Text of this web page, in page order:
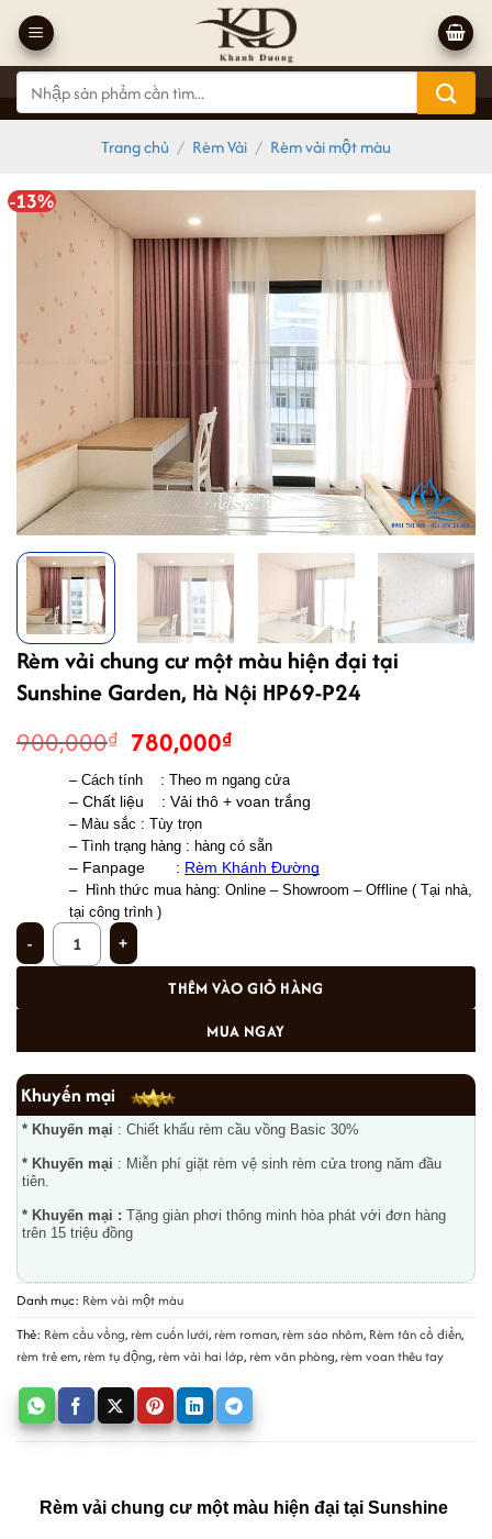
qua
nội
dung
Tìm
kiếm:
Trang chủ / Rèm Vải / Rèm vải một màu
-13%
Rèm vải chung cư một màu hiện đại tại
Sunshine Garden, Hà Nội HP69-P24
900,000₫ Giá
gốc
là:
900,000₫.
780,000₫Giá
hiện
tại
780,000₫.
– Cách tính    : Theo m ngang cửa
– Chất liệu    : Vải thô + voan trắng
– Màu sắc : Tùy trọn
– Tình trạng hàng : hàng có sẵn
– Fanpage       : Rèm Khánh Đường
– Hình thức mua hàng: Online – Showroom – Offline ( Tại nhà,
tại công trình )
Rèm vải chung cư một màu hiện đại tại Sunshine Garden, Hà Nội HP69-P24
THÊM VÀO GIỎ HÀNG
MUA NGAY
Khuyến mại
* Khuyến mại : Chiết khấu rèm cầu vồng Basic 30%
* Khuyến mại : Miễn phí giặt rèm vệ sinh rèm cửa trong năm đầu
tiên.
* Khuyến mại : Tặng giàn phơi thông minh hòa phát với đơn hàng
trên 15 triệu đồng
Danh mục: Rèm vải một màu
Thẻ: Rèm cầu vồng,rèm cuốn lưới,rèm roman,rèm sáo nhôm, Rèm tân cổ điển,
rèm trẻ em,rèm tụ động,rèm vải hai lớp,rèm văn phòng,rèm voan thêu tay
Rèm vải chung cư một màu hiện đại tại Sunshine